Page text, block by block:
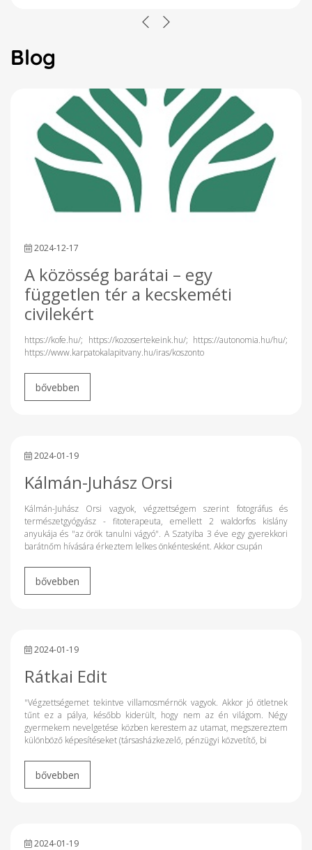
Blog
2024-12-17
A közösség barátai – egy
független tér a kecskeméti
civilekért
https://kofe.hu/; https://kozosertekeink.hu/; https://autonomia.hu/hu/;
https://www.karpatokalapitvany.hu/iras/koszonto
2024-01-19
Kálmán-Juhász Orsi
Kálmán-Juhász Orsi vagyok, végzettségem szerint fotográfus és
természetgyógyász - fitoterapeuta, emellett 2 waldorfos kislány
anyukája és "az örök tanulni vágyó". A Szatyiba 3 éve egy gyerekkori
barátnőm hívására érkeztem lelkes önkéntesként. Akkor csupán
2024-01-19
Rátkai Edit
"Végzettségemet tekintve villamosmérnök vagyok. Akkor jó ötletnek
tűnt ez a pálya, később kiderült, hogy nem az én világom. Négy
gyermekem nevelgetése közben kerestem az utamat, megszereztem
különböző képesítéseket (társasházkezelő, pénzügyi közvetítő, bi
2024-01-19